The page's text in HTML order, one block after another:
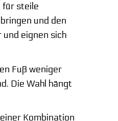
für steile
und den
eignen sich
Fuß weniger
Die Wahl hängt
Kombination